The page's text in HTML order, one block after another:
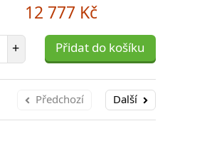
12 777 Kč
Počet položek
+ Přidat do košíku
Předchozí Další